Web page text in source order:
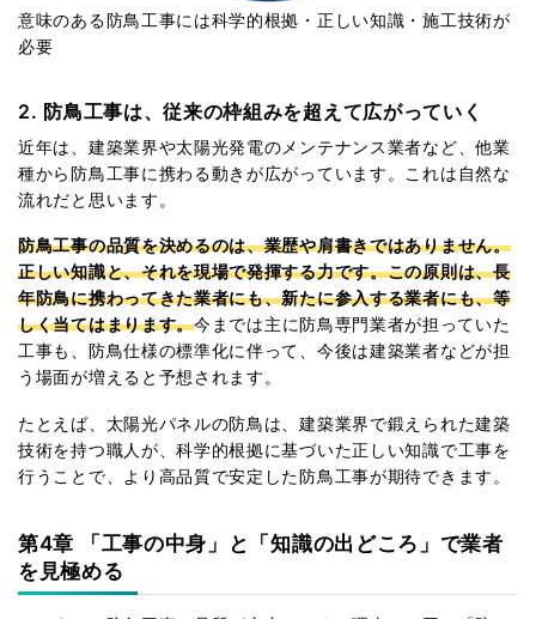
意味のある防鳥工事には科学的根拠・正しい知識・施工技術が
必要
2. 防鳥工事は、従来の枠組みを超えて広がっていく
近年は、建築業界や太陽光発電のメンテナンス業者など、他業
種から防鳥工事に携わる動きが広がっています。これは自然な
流れだと思います。
防鳥工事の品質を決めるのは、業歴や肩書きではありません。
正しい知識と、それを現場で発揮する力です。この原則は、長
年防鳥に携わってきた業者にも、新たに参入する業者にも、等
しく当てはまります。今までは主に防鳥専門業者が担っていた
工事も、防鳥仕様の標準化に伴って、今後は建築業者などが担
う場面が増えると予想されます。
たとえば、太陽光パネルの防鳥は、建築業界で鍛えられた建築
技術を持つ職人が、科学的根拠に基づいた正しい知識で工事を
行うことで、より高品質で安定した防鳥工事が期待できます。
第4章 「工事の中身」と「知識の出どころ」で業者
を見極める